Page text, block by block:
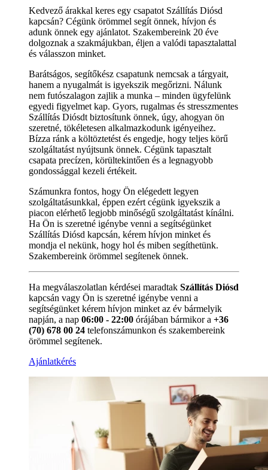
Kedvező árakkal keres egy csapatot Szállítás Diósd
kapcsán? Cégünk örömmel segít önnek, hívjon és
adunk önnek egy ajánlatot. Szakembereink 20 éve
dolgoznak a szakmájukban, éljen a valódi tapasztalattal
és válasszon minket.
Barátságos, segítőkész csapatunk nemcsak a tárgyait,
hanem a nyugalmát is igyekszik megőrizni. Nálunk
nem futószalagon zajlik a munka – minden ügyfelünk
egyedi figyelmet kap. Gyors, rugalmas és stresszmentes
Szállítás Diósdt biztosítunk önnek, úgy, ahogyan ön
szeretné, tökéletesen alkalmazkodunk igényeihez.
Bízza ránk a költöztetést és engedje, hogy teljes körű
szolgáltatást nyújtsunk önnek. Cégünk tapasztalt
csapata precízen, körültekintően és a legnagyobb
gondossággal kezeli értékeit.
Számunkra fontos, hogy Ön elégedett legyen
szolgáltatásunkkal, éppen ezért cégünk igyekszik a
piacon elérhető legjobb minőségű szolgáltatást kínálni.
Ha Ön is szeretné igénybe venni a segítségünket
Szállítás Diósd kapcsán, kérem hívjon minket és
mondja el nekünk, hogy hol és miben segíthetünk.
Szakembereink örömmel segítenek önnek.
Ha megválaszolatlan kérdései maradtak Szállítás Diósd
kapcsán vagy Ön is szeretné igénybe venni a
segítségünket kérem hívjon minket az év bármelyik
napján, a nap 06:00 - 22:00 órájában bármikor a +36
(70) 678 00 24 telefonszámunkon és szakembereink
örömmel segítenek.
Ajánlatkérés